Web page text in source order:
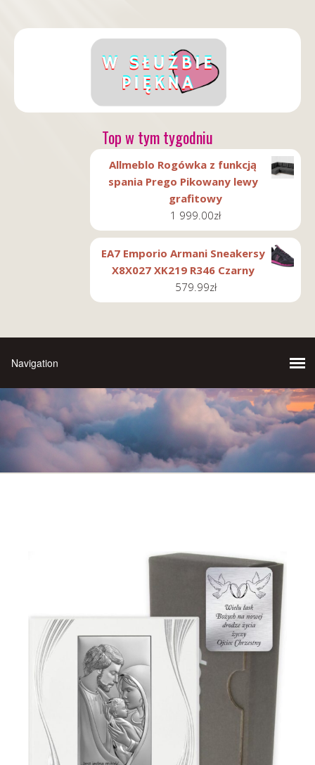
Top w tym tygodniu
Allmeblo Rogówka z funkcją
spania Prego Pikowany lewy
grafitowy
1 999.00zł
EA7 Emporio Armani Sneakersy
X8X027 XK219 R346 Czarny
579.99zł